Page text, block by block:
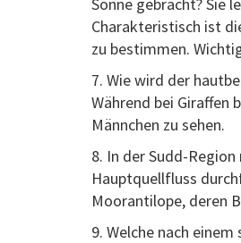
Charakteristisch ist
zu bestimmen.
7. Wie wird der
Während bei Giraffen
Männchen zu sehen.
8. In der Sudd-
Hauptquellfluss
Moorantilope, deren
9. Welche nach